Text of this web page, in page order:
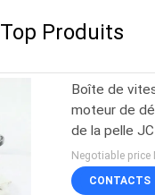
Top Produits
Boîte de
moteur de
de la pelle
Negotiable price
CONTACTS